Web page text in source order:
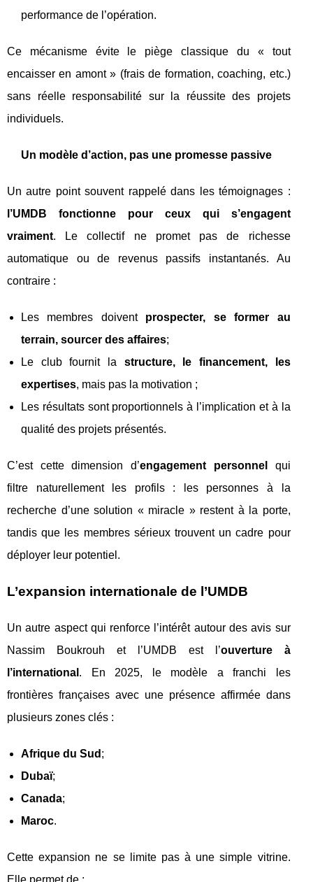
performance de l’opération.
Ce mécanisme évite le piège classique du « tout
encaisser en amont » (frais de formation, coaching, etc.)
sans réelle responsabilité sur la réussite des projets
individuels.
Un modèle d’action, pas une promesse passive
Un autre point souvent rappelé dans les témoignages :
l’UMDB fonctionne pour ceux qui s’engagent
vraiment. Le collectif ne promet pas de richesse
automatique ou de revenus passifs instantanés. Au
contraire :
Les membres doivent prospecter, se former au
terrain, sourcer des affaires;
Le club fournit la structure, le financement, les
expertises, mais pas la motivation ;
Les résultats sont proportionnels à l’implication et à la
qualité des projets présentés.
C’est cette dimension d’engagement personnel
qui
filtre naturellement les profils : les personnes à la
recherche d’une solution « miracle » restent à la porte,
tandis que les membres sérieux trouvent un cadre pour
déployer leur potentiel.
L’expansion internationale de l’UMDB
Un autre aspect qui renforce l’intérêt autour des avis sur
Nassim Boukrouh et l’UMDB est l’ouverture à
l’international . En 2025, le modèle a franchi les
frontières françaises avec une présence affirmée dans
plusieurs zones clés :
Afrique du Sud ;
Dubaï;
Canada;
Maroc.
Cette expansion ne se limite pas à une simple vitrine.